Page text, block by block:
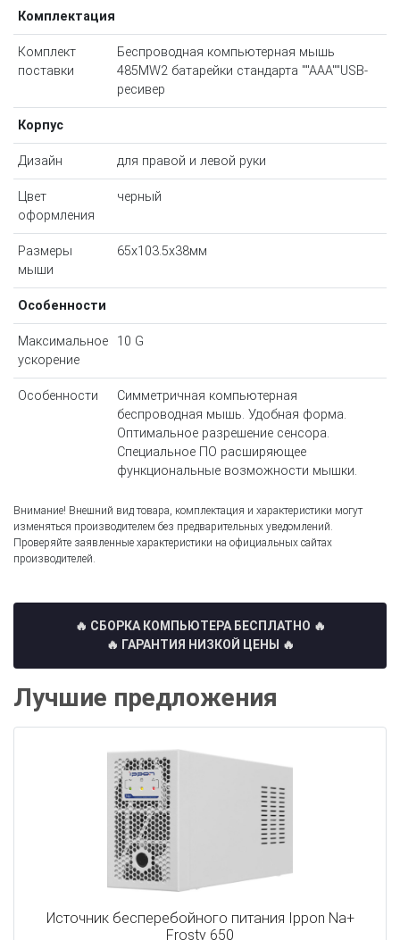
Комплектация
Комплект
поставки
Беспроводная компьютерная мышь
485MW2 батарейки стандарта ""ААА""USB-
ресивер
Корпус
Дизайн для правой и левой руки
Цвет
оформления
черный
Размеры
мыши
65x103.5x38мм
Особенности
Максимальное
ускорение
10 G
Особенности
Симметричная компьютерная
беспроводная мышь. Удобная форма.
Оптимальное разрешение сенсора.
Специальное ПО расширяющее
функциональные возможности мышки.
Внимание! Внешний вид товара, комплектация и характеристики могут
изменяться производителем без предварительных уведомлений.
Проверяйте заявленные характеристики на официальных сайтах
производителей.
🔥 СБОРКА КОМПЬЮТЕРА БЕСПЛАТНО 🔥
🔥 ГАРАНТИЯ НИЗКОЙ ЦЕНЫ 🔥
Лучшие предложения
Источник бесперебойного питания Ippon Na+
Frosty 650